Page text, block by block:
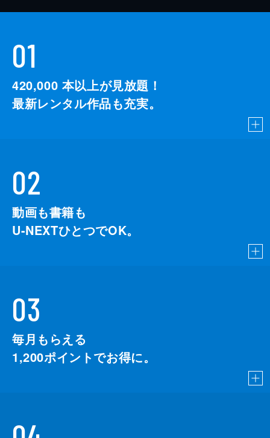
01
420,000 本以上が見放題！
最新レンタル作品も充実。
02
動画も書籍も
U-NEXTひとつでOK。
03
毎月もらえる
1,200ポイントでお得に。